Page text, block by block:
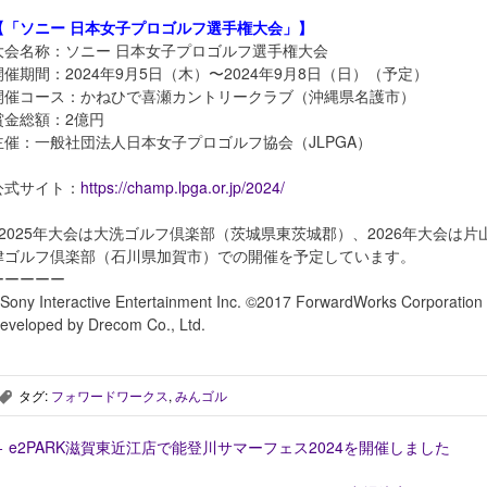
「ソニー 日本女子プロゴルフ選手権大会」】
会名称：ソニー 日本女子プロゴルフ選手権大会
催期間：2024年9月5日（木）〜2024年9月8日（日）（予定）
催コース：かねひで喜瀬カントリークラブ（沖縄県名護市）
金総額：2億円
催：一般社団法人日本女子プロゴルフ協会（JLPGA）
サイト： https://champ.lpga.or.jp/2024/
年大会は大洗ゴルフ倶楽部（茨城県東茨城郡）、2026年大会は片
ゴルフ倶楽部（石川県加賀市）での開催を予定しています。
ーーーー
Interactive Entertainment Inc. ©2017 ForwardWorks Corporation
by Drecom Co., Ltd.
タグ: フォワードワークス, みんゴル
e2PARK滋賀東近江店で能登川サマーフェス2024を開催しました